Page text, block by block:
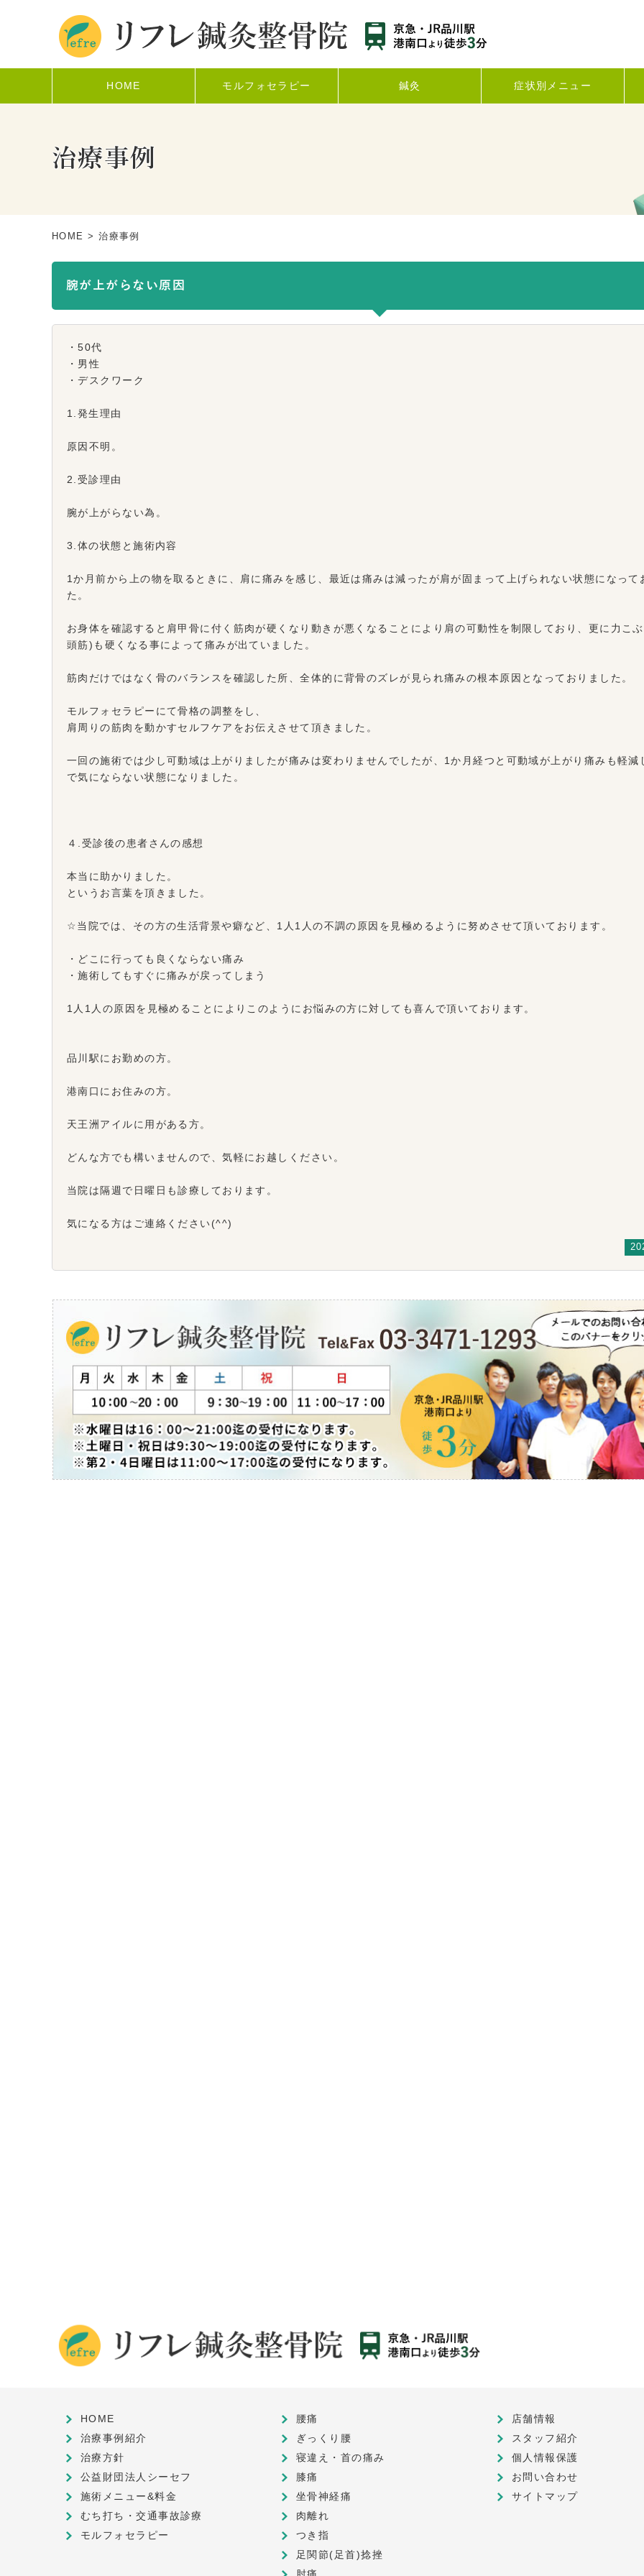
HOME モルフォセラピー 鍼灸 症状別メニュー
治療事例
HOME > 治療事例
腕が上がらない原因
・50代
・男性
・デスクワーク
1.発生理由
原因不明。
2.受診理由
腕が上がらない為。
3.体の状態と施術内容
1か月前から上の物を取るときに、肩に痛みを感じ、最近は痛みは減ったが肩が固まって上げられない状態になって
た。
お身体を確認すると肩甲骨に付く筋肉が硬くなり動きが悪くなることにより肩の可動性を制限しており、更に力こ
頭筋)も硬くなる事によって痛みが出ていました。
筋肉だけではなく骨のバランスを確認した所、全体的に背骨のズレが見られ痛みの根本原因となっておりました。
モルフォセラピーにて骨格の調整をし、
肩周りの筋肉を動かすセルフケアをお伝えさせて頂きました。
一回の施術では少し可動域は上がりましたが痛みは変わりませんでしたが、1か月経つと可動域が上がり痛みも軽減
で気にならない状態になりました。
４.受診後の患者さんの感想
本当に助かりました。
というお言葉を頂きました。
☆当院では、その方の生活背景や癖など、1人1人の不調の原因を見極めるように努めさせて頂いております。
・どこに行っても良くならない痛み
・施術してもすぐに痛みが戻ってしまう
1人1人の原因を見極めることによりこのようにお悩みの方に対しても喜んで頂いております。
品川駅にお勤めの方。
港南口にお住みの方。
天王洲アイルに用がある方。
どんな方でも構いませんので、気軽にお越しください。
当院は隔週で日曜日も診療しております。
気になる方はご連絡ください(^^)
HOME
治療事例紹介
治療方針
公益財団法人シーセフ
施術メニュー&料金
むち打ち・交通事故診療
モルフォセラピー
腰痛
ぎっくり腰
寝違え・首の痛み
膝痛
坐骨神経痛
肉離れ
つき指
足関節(足首)捻挫
店舗情報
スタッフ紹介
個人情報保護
お問い合わせ
サイトマップ